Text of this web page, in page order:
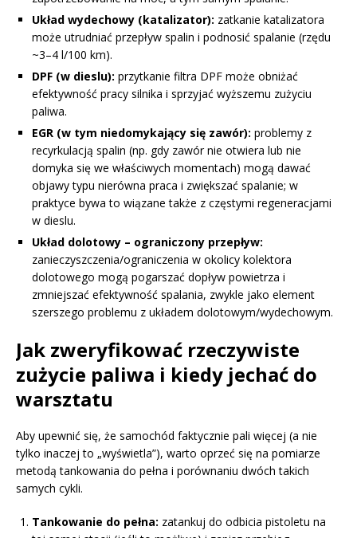
Układ wydechowy (katalizator): zatkanie katalizatora
może utrudniać przepływ spalin i podnosić spalanie (rzędu
~3–4 l/100 km).
DPF (w dieslu): przytkanie filtra DPF może obniżać
efektywność pracy silnika i sprzyjać wyższemu zużyciu
paliwa.
EGR (w tym niedomykający się zawór): problemy z
recyrkulacją spalin (np. gdy zawór nie otwiera lub nie
domyka się we właściwych momentach) mogą dawać
objawy typu nierówna praca i zwiększać spalanie; w
praktyce bywa to wiązane także z częstymi regeneracjami
w dieslu.
Układ dolotowy – ograniczony przepływ:
zanieczyszczenia/ograniczenia w okolicy kolektora
dolotowego mogą pogarszać dopływ powietrza i
zmniejszać efektywność spalania, zwykle jako element
szerszego problemu z układem dolotowym/wydechowym.
Jak zweryfikować rzeczywiste
zużycie paliwa i kiedy jechać do
warsztatu
Aby upewnić się, że samochód faktycznie pali więcej (a nie
tylko inaczej to „wyświetla”), warto oprzeć się na pomiarze
metodą tankowania do pełna i porównaniu dwóch takich
samych cykli.
Tankowanie do pełna: zatankuj do odbicia pistoletu na